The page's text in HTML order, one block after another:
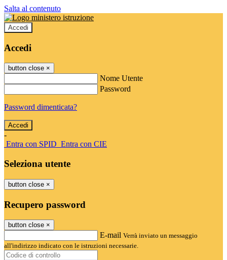
Salta al contenuto
Accedi
Accedi
button close ×
Nome Utente
Password
Password dimenticata?
-
Entra con SPID Entra con CIE
Seleziona utente
button close ×
Recupero password
button close ×
E-mail Verrà inviato un messaggio
all'indirizzo indicato con le istruzioni necessarie.